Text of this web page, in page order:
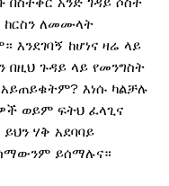
ከርስን ለመሙላት
እንደገባኝ ከሆነና ዛሬ ላይ
ጉዳይ ላይ የመንግስት
እነሱ ካልቻሉ
ወይም ፍትህ ፈላጊና
ሃቅ አደባባይ
ይሰማሉና።